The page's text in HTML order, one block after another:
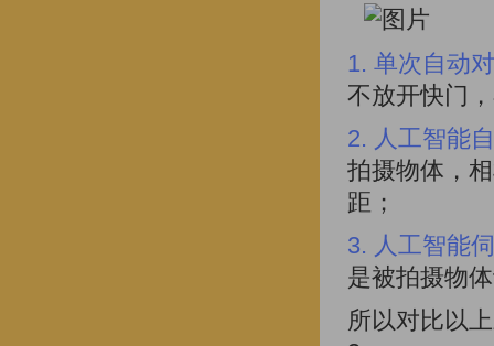
1. 单次自动
不放开快门
2. 人工智能
拍摄物体，
距；
3. 人工智能
是被拍摄物
所以对比以